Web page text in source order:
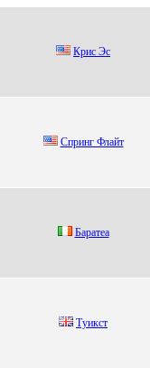
Криc Эc
Cпpинг Флайт
Баpатeа
Tуикст